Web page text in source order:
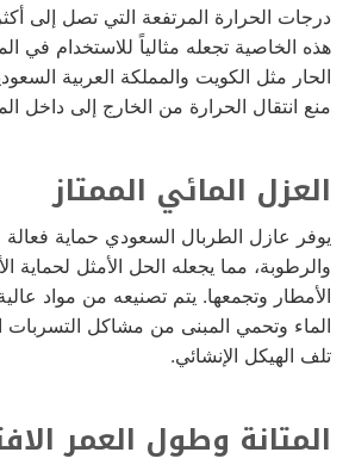
هذه الخاصية تجعله مثالياً للاستخدام في
الحار مثل الكويت والمملكة العربية
منع انتقال الحرارة من الخارج إلى داخل
العزل المائي الممتاز
يوفر عازل الطربال السعودي حماية
والرطوبة، مما يجعله الحل الأمثل لحماية
الأمطار وتجمعها. يتم تصنيعه من مواد
الماء وتحمي المبنى من مشاكل التسربات
تلف الهيكل الإنشائي.
المتانة وطول العمر